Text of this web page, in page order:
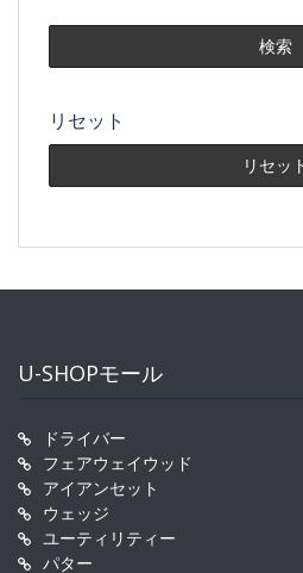
リセット
U-SHOPモール
ドライバー
フェアウェイウッド
アイアンセット
ウェッジ
ユーティリティー
パター